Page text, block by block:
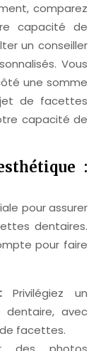
comparez
capacité de
un conseiller
Vous
une somme
de facettes
capacité de
:
pour assurer
dentaires.
pour faire
Privilégiez un
dentaire, avec
facettes.